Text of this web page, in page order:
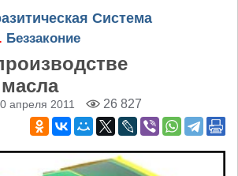
Система
Беззаконие
апреля 2011 26 827